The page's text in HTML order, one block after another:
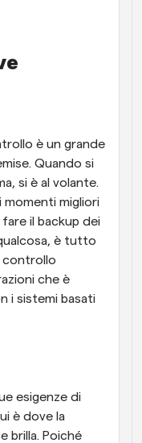
è un grande
Quando si
si è al volante.
momenti migliori
il backup dei
è tutto
controllo
che è
i sistemi basati
esigenze di
è dove la
brilla. Poiché